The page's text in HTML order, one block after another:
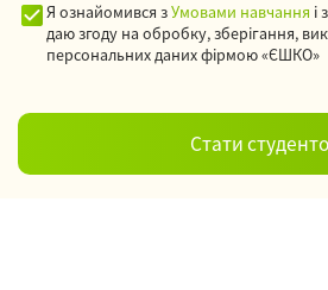
Я ознайомився зУмовами навчання і
даю згоду на обробку, зберігання,
персональних даних фірмою «ЄШКО»